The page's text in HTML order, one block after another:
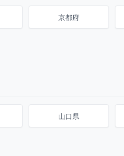
京都府
山口県